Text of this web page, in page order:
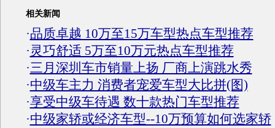
相关新闻
·品质卓越 10万至15万车型热点车型推荐
·灵巧舒适 5万至10万元热点车型推荐
·三月深圳车市销量上扬 厂商上演跳水秀
·中级车主力 消费者宠爱车型大比拼(图)
·享受中级车待遇 数十款热门车型推荐
·中级家轿或经济车型--10万预算如何选家轿